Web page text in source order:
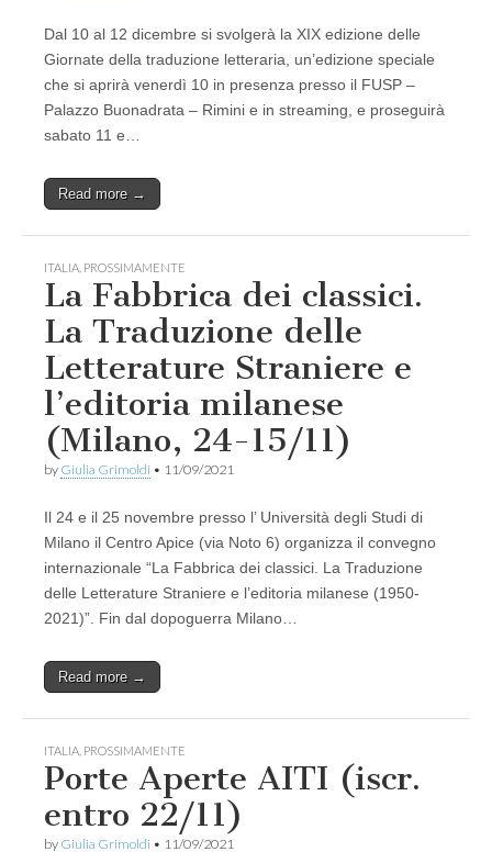
Dal 10 al 12 dicembre si svolgerà la XIX edizione delle
Giornate della traduzione letteraria, un’edizione speciale
che si aprirà venerdì 10 in presenza presso il FUSP –
Palazzo Buonadrata – Rimini e in streaming, e proseguirà
sabato 11 e…
Read more →
ITALIA PROSSIMAMENTE
La Fabbrica dei classici.
La Traduzione delle
Letterature Straniere e
l’editoria milanese
(Milano, 24-15/11)
by Giulia Grimoldi • 11/09/2021
Il 24 e il 25 novembre presso l’ Università degli Studi di
Milano il Centro Apice (via Noto 6) organizza il convegno
internazionale “La Fabbrica dei classici. La Traduzione
delle Letterature Straniere e l’editoria milanese (1950-
2021)”. Fin dal dopoguerra Milano…
Read more →
ITALIA PROSSIMAMENTE
Porte Aperte AITI (iscr.
entro 22/11)
by Giulia Grimoldi • 11/09/2021